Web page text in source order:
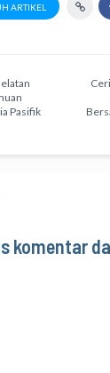
ARTIKEL
Pasifik
komentar